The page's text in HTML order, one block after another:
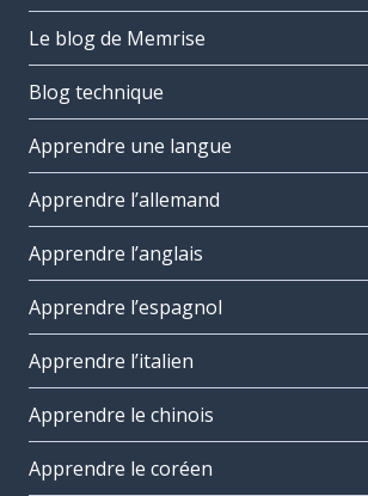
Le blog de Memrise
Blog technique
Apprendre une langue
Apprendre l’allemand
Apprendre l’anglais
Apprendre l’espagnol
Apprendre l’italien
Apprendre le chinois
Apprendre le coréen